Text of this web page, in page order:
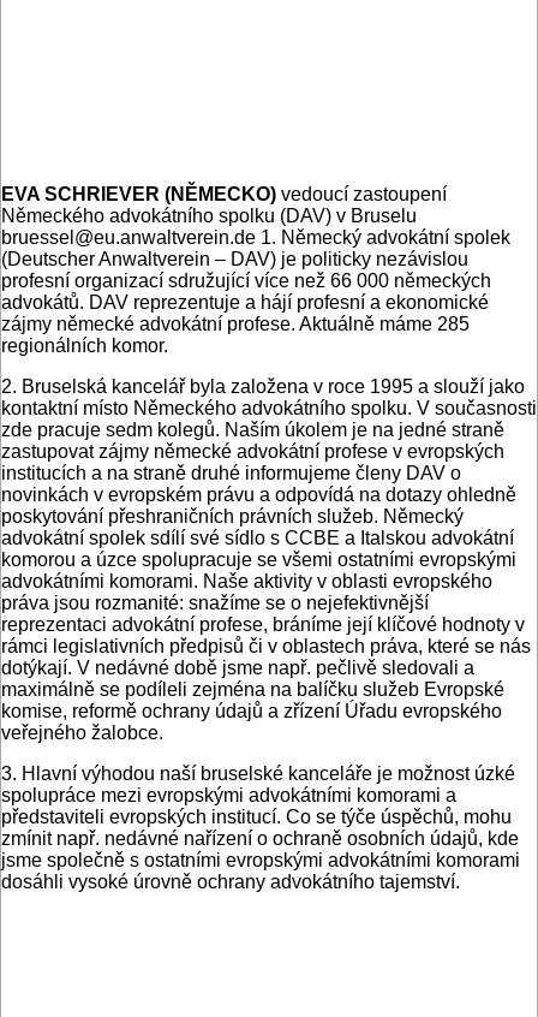
EVA SCHRIEVER (NĚMECKO) vedoucí zastoupení
Německého advokátního spolku (DAV) v Bruselu
bruessel@eu.anwaltverein.de 1. Německý advokátní spolek
(Deutscher Anwaltverein – DAV) je politicky nezávislou
profesní organizací sdružující více než 66 000 německých
advokátů. DAV reprezentuje a hájí profesní a ekonomické
zájmy německé advokátní profese. Aktuálně máme 285
regionálních komor.
2. Bruselská kancelář byla založena v roce 1995 a slouží jako
kontaktní místo Německého advokátního spolku. V současnosti
zde pracuje sedm kolegů. Naším úkolem je na jedné straně
zastupovat zájmy německé advokátní profese v evropských
institucích a na straně druhé informujeme členy DAV o
novinkách v evropském právu a odpovídá na dotazy ohledně
poskytování přeshraničních právních služeb. Německý
advokátní spolek sdílí své sídlo s CCBE a Italskou advokátní
komorou a úzce spolupracuje se všemi ostatními evropskými
advokátními komorami. Naše aktivity v oblasti evropského
práva jsou rozmanité: snažíme se o nejefektivnější
reprezentaci advokátní profese, bráníme její klíčové hodnoty v
rámci legislativních předpisů či v oblastech práva, které se nás
dotýkají. V nedávné době jsme např. pečlivě sledovali a
maximálně se podíleli zejména na balíčku služeb Evropské
komise, reformě ochrany údajů a zřízení Úřadu evropského
veřejného žalobce.
3. Hlavní výhodou naší bruselské kanceláře je možnost úzké
spolupráce mezi evropskými advokátními komorami a
představiteli evropských institucí. Co se týče úspěchů, mohu
zmínit např. nedávné nařízení o ochraně osobních údajů, kde
jsme společně s ostatními evropskými advokátními komorami
dosáhli vysoké úrovně ochrany advokátního tajemství.